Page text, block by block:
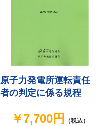
原子力発電所運転責任
者の判定に係る規程
￥7,700円 （税込）